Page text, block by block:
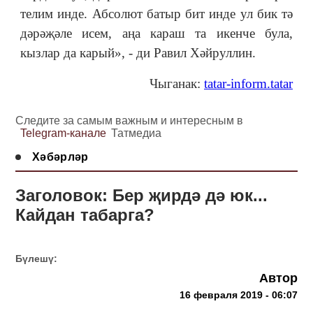
телим инде. Абсолют батыр бит инде ул бик тә
дәрәҗәле исем, аңа караш та икенче була,
кызлар да карый», - ди Равил Хәйруллин.
Чыганак: tatar-inform.tatar
Следите за самым важным и интересным в
Telegram-канале Татмедиа
Хәбәрләр
Заголовок: Бер җирдә дә юк...
Кайдан табарга?
Бүлешү:
Автор
16 февраля 2019 - 06:07